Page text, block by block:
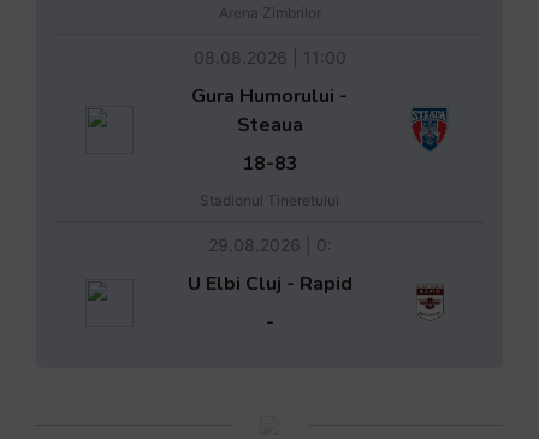
Arena Zimbrilor
08.08.2026 | 11:00
Gura Humorului -
Steaua
18-83
Stadionul Tineretului
29.08.2026 | 0:
U Elbi Cluj - Rapid
-